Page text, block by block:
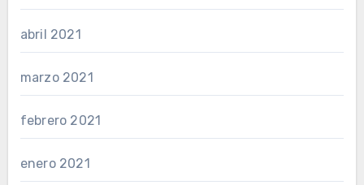
abril 2021
marzo 2021
febrero 2021
enero 2021